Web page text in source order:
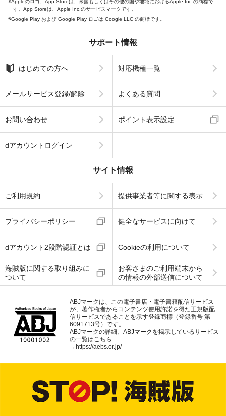
Appleのロゴ、App Storeは、米国もしくはその他の国や地域におけるApple Inc.の商標で
す。App Storeは、Apple Inc.のサービスマークです。
Google Play および Google Play ロゴは Google LLC の商標です。
サポート情報
はじめての方へ 対応機種一覧
メールサービス登録/解除 よくある質問
お問い合わせ ポイント表示設定
dアカウントログイン
サイト情報
ご利用規約 提供事業者等に関する表示
プライバシーポリシー 健全なサービスに向けて
dアカウント2段階認証とは Cookieの利用について
海賊版に関する取り組みに
ついて
お客さまのご利用端末から
の情報の外部送信について
ABJマークは、この電子書店・電子書籍配信サービス
が、著作権者からコンテンツ使用許諾を得た正規版配
信サービスであることを示す登録商標（登録番号 第
6091713号）です。
ABJマークの詳細、ABJマークを掲示しているサービス
の一覧はこちら
→ https://aebs.or.jp/